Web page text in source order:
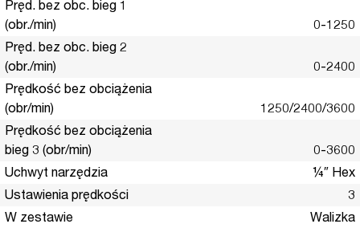
Pręd. bez obc. bieg 1
(obr./min)
0-1250
Pręd. bez obc. bieg 2
(obr./min)
0-2400
Prędkość bez obciążenia
(obr/min)
1250/2400/3600
Prędkość bez obciążenia
bieg 3 (obr/min)
0-3600
Uchwyt narzędzia
¼″ Hex
Ustawienia prędkości
3
W zestawie
Walizka